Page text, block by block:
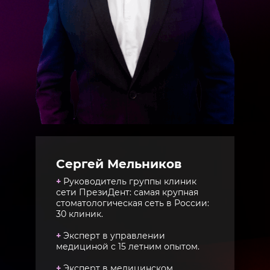
Сергей Мельников
+ Руководитель группы клиник
сети ПрезиДент: самая крупная
стоматологическая сеть в России:
30 клиник.
+ Эксперт в управлении
медициной с 15 летним опытом.